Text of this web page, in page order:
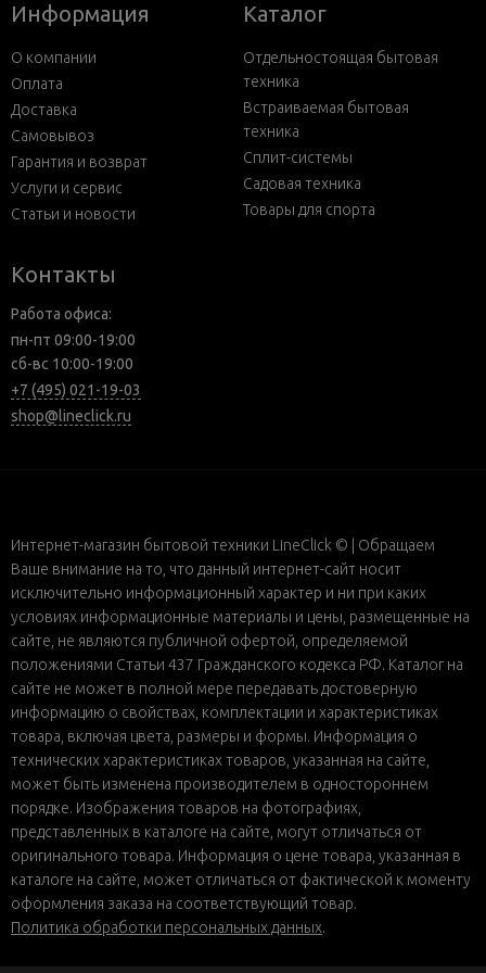
Информация
О компании
Оплата
Доставка
Самовывоз
Гарантия и возврат
Услуги и сервис
Статьи и новости
Каталог
Отдельностоящая бытовая
техника
Встраиваемая бытовая
техника
Сплит-системы
Садовая техника
Товары для спорта
Контакты
Работа офиса:
пн-пт 09:00-19:00
сб-вс 10:00-19:00
+7 (495) 021-19-03
shop@lineclick.ru
Интернет-магазин бытовой техники LineClick © | Обращаем
Ваше внимание на то, что данный интернет-сайт носит
исключительно информационный характер и ни при каких
условиях информационные материалы и цены, размещенные на
сайте, не являются публичной офертой, определяемой
положениями Статьи 437 Гражданского кодекса РФ. Каталог на
сайте не может в полной мере передавать достоверную
информацию о свойствах, комплектации и характеристиках
товара, включая цвета, размеры и формы. Информация о
технических характеристиках товаров, указанная на сайте,
может быть изменена производителем в одностороннем
порядке. Изображения товаров на фотографиях,
представленных в каталоге на сайте, могут отличаться от
оригинального товара. Информация о цене товара, указанная в
каталоге на сайте, может отличаться от фактической к моменту
оформления заказа на соответствующий товар.
Политика обработки персональных данных.